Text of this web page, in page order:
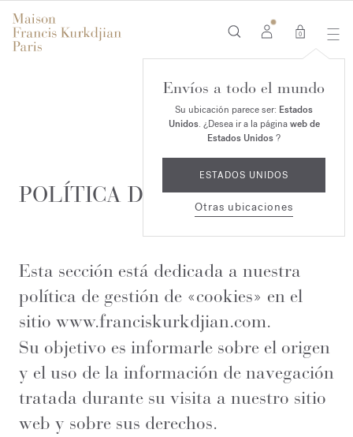
0
Envíos a todo el mundo
Su ubicación parece ser: Estados
Unidos. ¿Desea ir a la páginaweb de
Estados Unidos?
ESTADOS UNIDOS
Otras ubicaciones
POLÍTICA DE «COOKIES»
Esta sección está dedicada a nuestra
política de gestión de «cookies» en el
sitio www.franciskurkdjian.com.
Su objetivo es informarle sobre el origen
y el uso de la información de navegación
tratada durante su visita a nuestro sitio
web y sobre sus derechos.